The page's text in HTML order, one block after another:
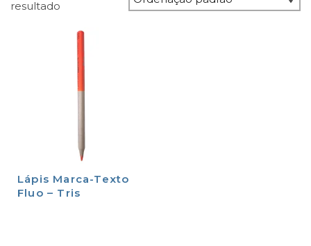
resultado
Lápis Marca-Texto
Fluo – Tris